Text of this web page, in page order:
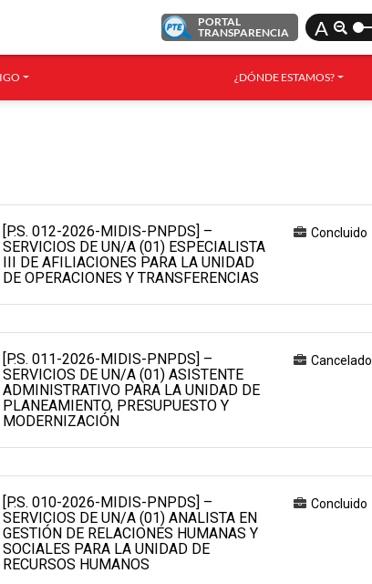
PORTAL
TRANSPARENCIA
A
¿DÓNDE ESTAMOS?
[P.S. 012-2026-MIDIS-PNPDS] –
SERVICIOS DE UN/A (01) ESPECIALISTA
III DE AFILIACIONES PARA LA UNIDAD
DE OPERACIONES Y TRANSFERENCIAS
Concluido
[P.S. 011-2026-MIDIS-PNPDS] –
SERVICIOS DE UN/A (01) ASISTENTE
ADMINISTRATIVO PARA LA UNIDAD DE
PLANEAMIENTO, PRESUPUESTO Y
MODERNIZACIÓN
Cancelado
[P.S. 010-2026-MIDIS-PNPDS] –
SERVICIOS DE UN/A (01) ANALISTA EN
GESTIÓN DE RELACIONES HUMANAS Y
SOCIALES PARA LA UNIDAD DE
RECURSOS HUMANOS
Concluido